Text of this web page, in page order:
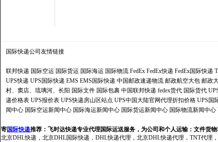
国际快递公司 友情链接
联邦快递 国际空运 国际货运 国际海运 国际物流 FedEx FedEx快递 FedEx国际快递
UPS快递 UPS国际快递 EMS EMS国际快递 中国邮政速递物流 邮政航空大包 邮政
村、窦店、琉璃河、长阳 国际文件 国际包裹 中国联邦快递 fedex货代 国际货代
递价格表 UPS报价表 UPS快递房山区站点 UPS中国大陆官网代理折扣价格 UPS国
闻中心 国际空运新闻中心 国际海运新闻中心 国际货运新闻中心 国际物流新闻中心
寄国际快递推荐： 飞时达快递专业代理国际运送服务，为公司和个人运输：文件货
北京DHL快递，北京DHL国际快递，DHL快递代理，北京DHL快递代理，TNT代理